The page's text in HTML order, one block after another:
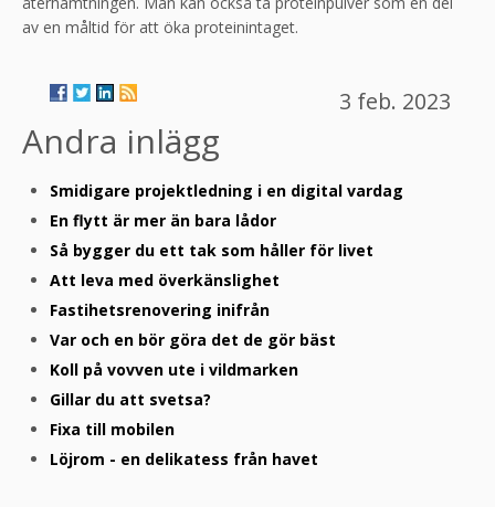
av en måltid för att öka proteinintaget.
3 feb. 2023
Andra inlägg
Smidigare projektledning i en digital vardag
En flytt är mer än bara lådor
Så bygger du ett tak som håller för livet
Att leva med överkänslighet
Fastihetsrenovering inifrån
Var och en bör göra det de gör bäst
Koll på vovven ute i vildmarken
Gillar du att svetsa?
Fixa till mobilen
Löjrom - en delikatess från havet